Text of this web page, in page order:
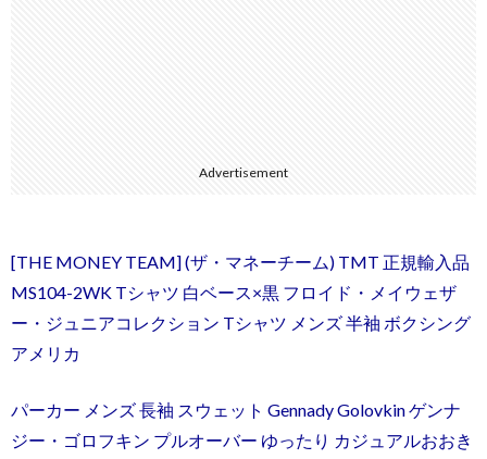
Advertisement
[THE MONEY TEAM] (ザ・マネーチーム) TMT 正規輸入品
MS104-2WK Tシャツ 白ベース×黒 フロイド・メイウェザ
ー・ジュニアコレクション Tシャツ メンズ 半袖 ボクシング
アメリカ
パーカー メンズ 長袖 スウェット Gennady Golovkin ゲンナ
ジー・ゴロフキン プルオーバー ゆったり カジュアルおおき